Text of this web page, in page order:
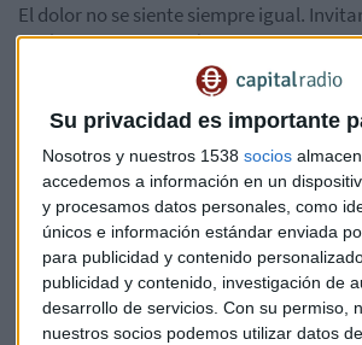
Su privacidad es importante
Nosotros y nuestros 1538 socios
accedemos a información en un
y procesamos datos personales, como
únicos e información estándar enviada
para publicidad y contenido
publicidad y contenido, investigación de
desarrollo de servicios. Con su permiso,
nuestros socios podemos utilizar datos
El dolor no se siente siempre igual.
café puede causar más dolor en unos
con tarjeta en lugar de en efectivo. ¿Qué
Tiene mucho que ver el momento, pagar
adquirir un bien o servicio. También los
los registros antes de pagar, las colas o
crucen en nuestro camino. La
afecta cuando algo es muy caro y/o
proporcionalidad. Es decir, no es
pagar a la cantidad desembolsada.